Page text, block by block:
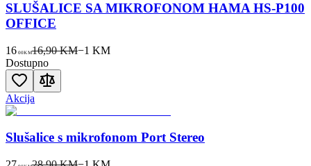
SLUŠALICE SA MIKROFONOM HAMA HS-P100
OFFICE
16 00KM16,90 KM−1 KM
Dostupno
Akcija
Slušalice s mikrofonom Port Stereo